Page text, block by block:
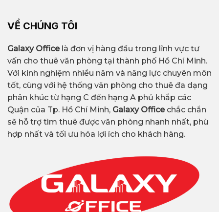
VỀ CHÚNG TÔI
Galaxy Officelà đơn vị hàng đầu trong lĩnh vực tư
vấn cho thuê văn phòng tại thành phố Hồ Chí Minh.
Với kinh nghiệm nhiều năm và năng lực chuyên môn
tốt, cùng với hệ thống văn phòng cho thuê đa dạng
phân khúc từ hạng C đến hạng A phủ khắp các
Quận của Tp. Hồ Chí Minh, Galaxy Office chắc chắn
sẽ hỗ trợ tìm thuê được văn phòng nhanh nhất, phù
hợp nhất và tối ưu hóa lợi ích cho khách hàng.